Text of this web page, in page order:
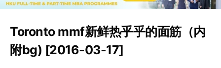
Toronto mmf新鲜热乎乎的面筋（内
附bg) [2016-03-17]